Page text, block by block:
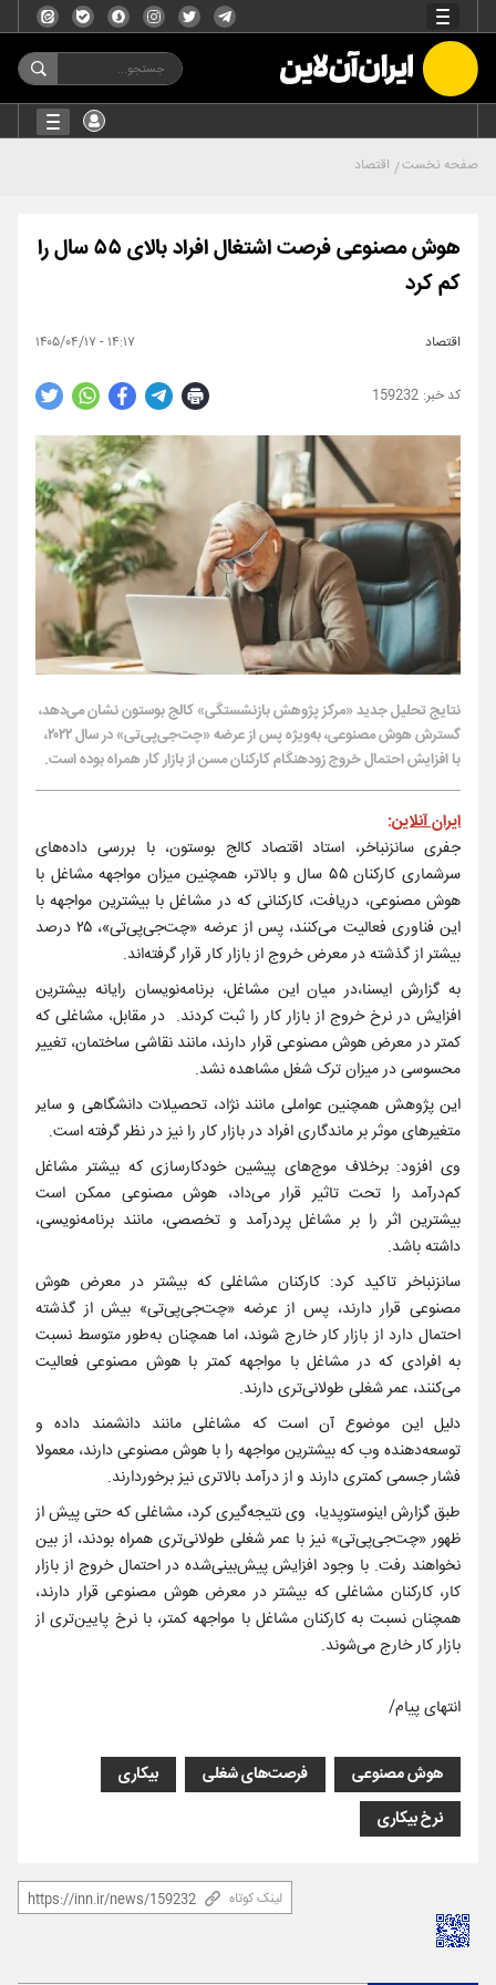
صفحه نخست اقتصاد
هوش مصنوعی فرصت اشتغال افراد بالای ۵۵ سال را
کم کرد
اقتصاد ۱۴:۱۷ - ۱۴۰۵/۰۴/۱۷
159232
نتایج تحلیل جدید «مرکز پژوهش بازنشستگی» کالج بوستون نشان می‌دهد،
گسترش هوش مصنوعی، به‌ویژه پس از عرضه «چت‌جی‌پی‌تی» در سال ۲۰۲۲،
با افزایش احتمال خروج زودهنگام کارکنان مسن از بازار کار همراه بوده است.
ایران آنلاین:
جفری سانزنباخر، استاد اقتصاد کالج بوستون، با بررسی داده‌های
سرشماری کارکنان ۵۵ سال و بالاتر، همچنین میزان مواجهه مشاغل با
هوش مصنوعی، دریافت، کارکنانی که در مشاغل با بیشترین مواجهه با
این فناوری فعالیت می‌کنند، پس از عرضه «چت‌جی‌پی‌تی»، ۲۵ درصد
بیشتر از گذشته در معرض خروج از بازار کار قرار گرفته‌اند.
به گزارش ایسنا،در میان این مشاغل، برنامه‌نویسان رایانه بیشترین
افزایش در نرخ خروج از بازار کار را ثبت کردند. در مقابل، مشاغلی که
کمتر در معرض هوش مصنوعی قرار دارند، مانند نقاشی ساختمان، تغییر
محسوسی در میزان ترک شغل مشاهده نشد.
این پژوهش همچنین عواملی مانند نژاد، تحصیلات دانشگاهی و سایر
متغیرهای موثر بر ماندگاری افراد در بازار کار را نیز در نظر گرفته است.
وی افزود: برخلاف موج‌های پیشین خودکارسازی که بیشتر مشاغل
کم‌درآمد را تحت تاثیر قرار می‌داد، هوش مصنوعی ممکن است
بیشترین اثر را بر مشاغل پردرآمد و تخصصی، مانند برنامه‌نویسی،
داشته باشد.
سانزنباخر تاکید کرد: کارکنان مشاغلی که بیشتر در معرض هوش
مصنوعی قرار دارند، پس از عرضه «چت‌جی‌پی‌تی» بیش از گذشته
احتمال دارد از بازار کار خارج شوند، اما همچنان به‌طور متوسط نسبت
به افرادی که در مشاغل با مواجهه کمتر با هوش مصنوعی فعالیت
می‌کنند، عمر شغلی طولانی‌تری دارند.
دلیل این موضوع آن است که مشاغلی مانند دانشمند داده و
توسعه‌دهنده وب که بیشترین مواجهه را با هوش مصنوعی دارند، معمولا
فشار جسمی کمتری دارند و از درآمد بالاتری نیز برخوردارند.
طبق گزارش اینوستوپدیا، وی نتیجه‌گیری کرد، مشاغلی که حتی پیش از
ظهور «چت‌جی‌پی‌تی» نیز با عمر شغلی طولانی‌تری همراه بودند، از بین
نخواهند رفت. با وجود افزایش پیش‌بینی‌شده در احتمال خروج از بازار
کار، کارکنان مشاغلی که بیشتر در معرض هوش مصنوعی قرار دارند،
همچنان نسبت به کارکنان مشاغل با مواجهه کمتر، با نرخ پایین‌تری از
بازار کار خارج می‌شوند.
انتهای پیام/
هوش مصنوعی فرصت‌های شغلی
بیکاری
نرخ بیکاری
لینک کوتاه